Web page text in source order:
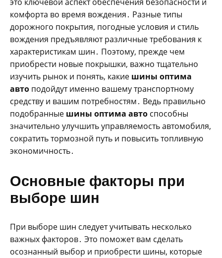
это ключевой аспект обеспечения безопасности и
комфорта во время вождения․ Разные типы
дорожного покрытия‚ погодные условия и стиль
вождения предъявляют различные требования к
характеристикам шин․ Поэтому‚ прежде чем
приобрести новые покрышки‚ важно тщательно
изучить рынок и понять‚ какие шины оптима
авто подойдут именно вашему транспортному
средству и вашим потребностям․ Ведь правильно
подобранные шины оптима авто способны
значительно улучшить управляемость автомобиля‚
сократить тормозной путь и повысить топливную
экономичность․
Основные факторы при
выборе шин
При выборе шин следует учитывать несколько
важных факторов․ Это поможет вам сделать
осознанный выбор и приобрести шины‚ которые